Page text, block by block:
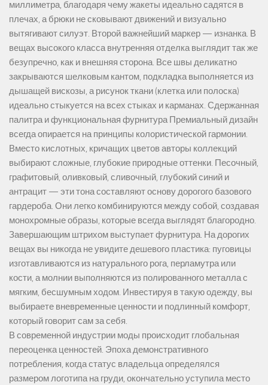
миллиметра, благодаря чему жакеты идеально садятся в
плечах, а брюки не сковывают движений и визуально
вытягивают силуэт. Второй важнейший маркер — изнанка. В
вещах высокого класса внутренняя отделка выглядит так же
безупречно, как и внешняя сторона. Все швы деликатно
закрываются шелковым кантом, подкладка выполняется из
дышащей вискозы, а рисунок ткани (клетка или полоска)
идеально стыкуется на всех стыках и карманах. Сдержанная
палитра и функциональная фурнитура Премиальный дизайн
всегда опирается на принципы колористической гармонии.
Вместо кислотных, кричащих цветов авторы коллекций
выбирают сложные, глубокие природные оттенки. Песочный,
графитовый, оливковый, сливочный, глубокий синий и
антрацит — эти тона составляют основу дорогого базового
гардероба. Они легко комбинируются между собой, создавая
монохромные образы, которые всегда выглядят благородно.
Завершающим штрихом выступает фурнитура. На дорогих
вещах вы никогда не увидите дешевого пластика: пуговицы
изготавливаются из натурального рога, перламутра или
кости, а молнии выполняются из полированного металла с
мягким, бесшумным ходом. Инвестируя в такую одежду, вы
выбираете вневременные ценности и подлинный комфорт,
который говорит сам за себя.
В современной индустрии моды происходит глобальная
переоценка ценностей. Эпоха демонстративного
потребления, когда статус владельца определялся
размером логотипа на груди, окончательно уступила место